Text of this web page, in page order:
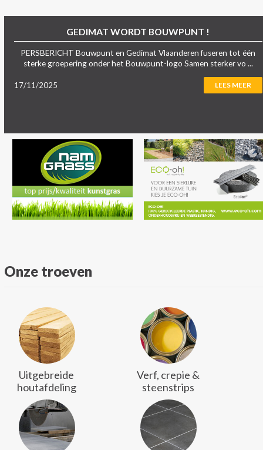
GEDIMAT WORDT BOUWPUNT !
PERSBERICHT Bouwpunt en Gedimat Vlaanderen fuseren tot één
sterke groepering onder het Bouwpunt-logo Samen sterker vo ...
17/11/2025 LEES MEER
Onze troeven
Uitgebreide
houtafdeling
Verf, crepie &
steenstrips